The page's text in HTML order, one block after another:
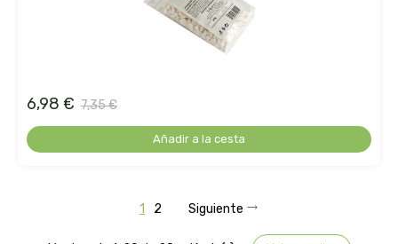
6,98 € 7,35 €
Añadir a la cesta
1 2 Siguiente
marnys